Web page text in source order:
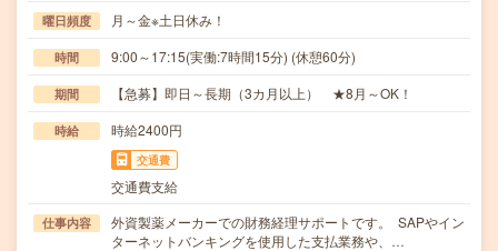
曜日頻度 月～金※土日休み！
時間 9:00～17:15(実働:7時間15分) (休憩60分)
期間 【急募】即日～長期（3カ月以上） ★8月～OK！
時給 時給2400円
交通費
交通費支給
仕事内容
外資製薬メーカーでの財務経理サポートです。 SAPやイン
ターネットバンキングを使用した支払業務や、…